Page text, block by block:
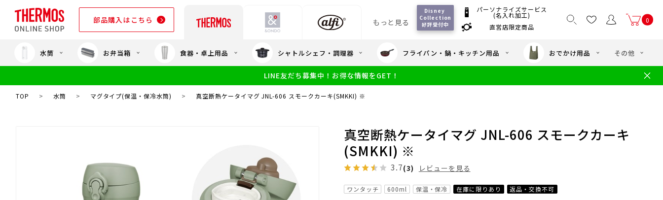
部品購入はこちら もっと見る
以上送料無料
サーモスのeギフト
ギフトのご案内
Disney
Collection
好評受付中
パーソナライズサービス
(名入れ加工)
直営店限定商品
部品購入はこちら
食洗機対応 幼児・園児向け水筒
小学生 中・高学年向け水筒
0
水筒 お弁当箱 食器・卓上用品 シャトルシェフ・調理器 フライパン・鍋・キッチン用品 おでかけ用品 その他
LINE友だち募集中！お得な情報をGET！
TOP > 水筒 > マグタイプ(保温・保冷水筒) > 真空断熱ケータイマグ JNL-606 スモークカーキ(SMKKI) ※
真空断熱ケータイマグ JNL-606 スモークカーキ
(SMKKI) ※
3.7(3) レビューを見る
ワンタッチ 600ml 保温・保冷 在庫に限りあり 返品・交換不可